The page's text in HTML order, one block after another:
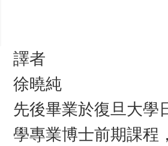
譯者
徐曉純
先後畢業於復旦大學
學專業博士前期課程